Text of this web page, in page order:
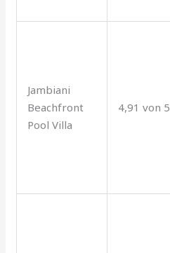
Jambiani
Beachfront
Pool Villa
4,91 von 5